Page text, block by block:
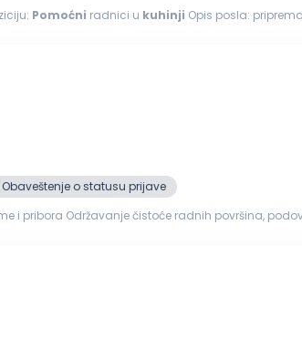
Pomoćni radnici u kuhinji Opis posla: priprema, pranje, čišćenje i sečenje
Obaveštenje o statusu prijave
i pribora Održavanje čistoće radnih površina,